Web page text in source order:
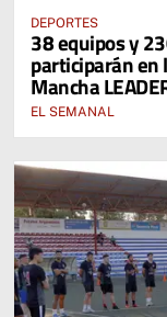
DEPORTES
38 equipos y
participarán en
Mancha
EL SEMANAL